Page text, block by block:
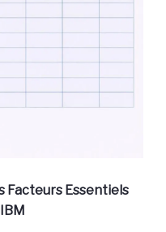
Facteurs Essentiels